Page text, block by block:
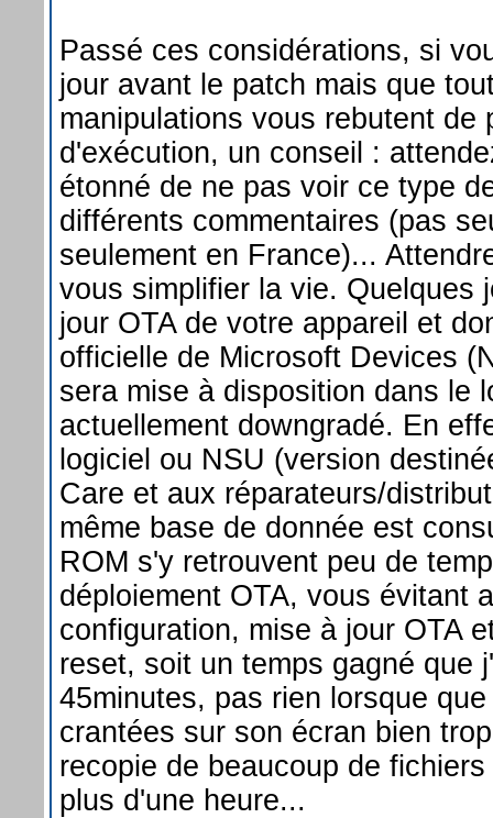
Passé ces considérations, si
jour avant le patch mais que
manipulations vous rebutent de
d'exécution, un conseil :
étonné de ne pas voir ce type
différents commentaires (pas
seulement en France)...
vous simplifier la vie. Quelques
jour OTA de votre appareil et
officielle de Microsoft Devices
sera mise à disposition dans le
actuellement downgradé. En
logiciel ou NSU (version
Care et aux réparateurs/
même base de donnée est
ROM s'y retrouvent peu de
déploiement OTA, vous évitant
configuration, mise à jour OTA
reset, soit un temps gagné que
45minutes, pas rien lorsque
crantées sur son écran bien
recopie de beaucoup de
plus d'une heure...